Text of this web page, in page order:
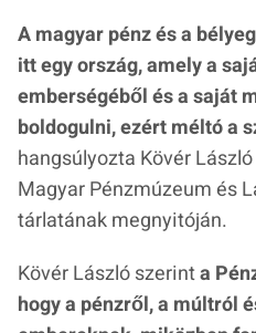
A magyar pénz és a
itt egy ország, amely a
emberségéből és a saját
boldogulni, ezért méltó a
hangsúlyozta Kövér
Magyar Pénzmúzeum és
tárlatának megnyitóján.
Kövér László szerinta
hogy a pénzről, a múltról